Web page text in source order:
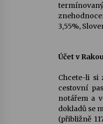
3,55%,
Účet v
Chcete-li si
cestovní
notářem a
dokladů se
(přibližně